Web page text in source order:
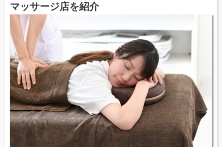
マッサージ店を紹介